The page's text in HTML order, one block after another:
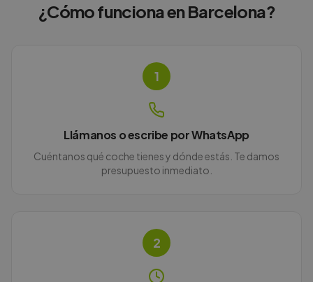
¿Cómo funciona enBarcelona?
1
Llámanos o escribe por WhatsApp
Cuéntanos qué coche tienes y dónde estás. Te damos
presupuesto inmediato.
2